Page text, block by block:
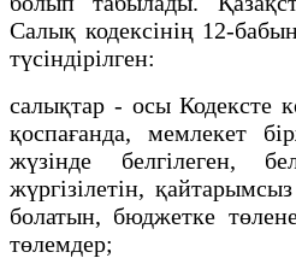
Салық кодексінің 12-
түсіндірілген:
салықтар - осы Кодексте
қоспағанда, мемлекет
жүзінде белгілеген,
жүргізілетін,
болатын, бюджетке
төлемдер;